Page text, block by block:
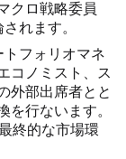
クロ戦略委員
れます。
フォリオマネ
コノミスト、ス
外部出席者とと
を行ないます。
終的な市場環